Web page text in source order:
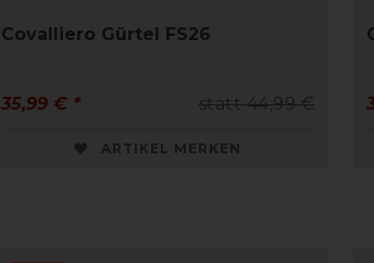
Covalliero Gürtel FS26
statt 44,99 €
35,99 € *
ARTIKEL MERKEN